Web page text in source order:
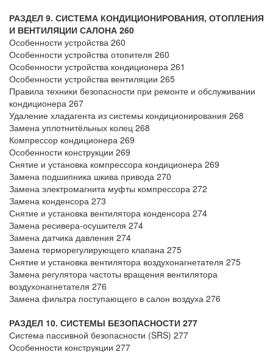
РАЗДЕЛ 9. СИСТЕМА КОНДИЦИОНИРОВАНИЯ, ОТОПЛЕНИЯ
И ВЕНТИЛЯЦИИ САЛОНА 260
Особенности устройства 260
Особенности устройства отопителя 260
Особенности устройства кондиционера 261
Особенности устройства вентиляции 265
Правила техники безопасности при ремонте и обслуживании
кондиционера 267
Удаление хладагента из системы кондиционирования 268
Замена уплотнитёльных колец 268
Компрессор кондиционера 269
Особенности конструкции 269
Снятие и установка компрессора кондиционера 269
Замена подшипника шкива привода 270
Замена электромагнита муфты компрессора 272
Замена конденсора 273
Снятие и установка вентилятора конденсора 274
Замена ресивера-осушителя 274
Замена датчика давления 274
Замена терморегулирующего клапана 275
Снятие и установка вентилятора воздухонагнетателя 275
Замена регулятора частоты вращения вентилятора
воздухонагнетателя 276
Замена фильтра поступающего в салон воздуха 276
РАЗДЕЛ 10. СИСТЕМЫ БЕЗОПАСНОСТИ 277
Система пассивной безопасности (SRS) 277
Особенности конструкции 277